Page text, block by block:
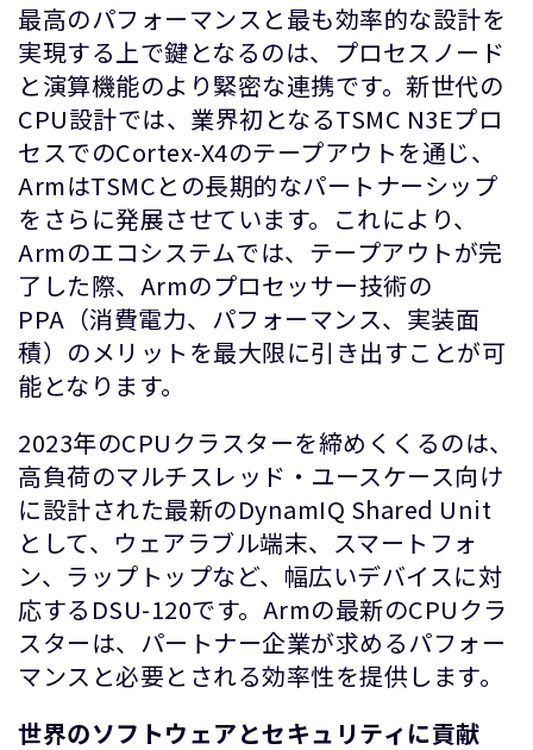
最高のパフォーマンスと最も効率的な設計を
実現する上で鍵となるのは、プロセスノード
と演算機能のより緊密な連携です。新世代の
CPU設計では、業界初となるTSMC N3Eプロ
セスでのCortex-X4のテープアウトを通じ、
ArmはTSMCとの長期的なパートナーシップ
をさらに発展させています。これにより、
Armのエコシステムでは、テープアウトが完
了した際、Armのプロセッサー技術の
PPA（消費電力、パフォーマンス、実装面
積）のメリットを最大限に引き出すことが可
能となります。
2023年のCPUクラスターを締めくくるのは、
高負荷のマルチスレッド・ユースケース向け
に設計された最新のDynamIQ Shared Unit
として、ウェアラブル端末、スマートフォ
ン、ラップトップなど、幅広いデバイスに対
応するDSU-120です。Armの最新のCPUクラ
スターは、パートナー企業が求めるパフォー
マンスと必要とされる効率性を提供します。
世界のソフトウェアとセキュリティに貢献